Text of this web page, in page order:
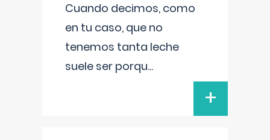
Cuando decimos, como
en tu caso, que no
tenemos tanta leche
suele ser porqu...
+